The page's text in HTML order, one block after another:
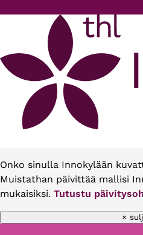
Onko sinulla Innokylään
Muistathan päivittää mallisi
mukaisiksi. Tutustu
×